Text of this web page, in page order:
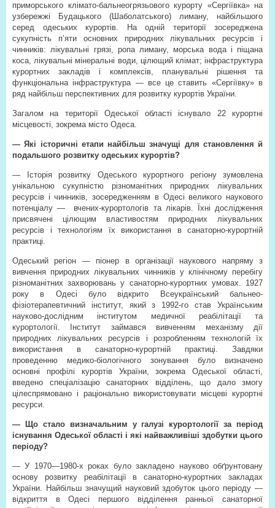
приморського клімато-бальнеогрязьового курорту «Сергіївка» на
узбережжі Будацького (Шаболатського) лиману, найбільшого
серед одеських курортів. На одній території зосереджена
сукупність п’яти основних природних лікувальних ресурсів і
чинників: лікувальні грязі, ропа лиману, морська вода і піщана
коса, лікувальні мінеральні води, цілющий клімат; інфраструктура
курортних закладів і комплексів, планувальні рішення та
функціональна інфраструктура — все це ставить «Сергіївку» в
ряд найбільш перспективних для розвитку курортів України.
Загалом на території Одеської області існувало 22 курортні
місцевості, зокрема місто Одеса.
— Які історичні етапи найбільш значущі для становлення й
подальшого розвитку одеських курортів?
— Історія розвитку Одеського курортного регіону зумовлена
унікальною сукупністю різноманітних природних лікувальних
ресурсів і чинників, зосередженням в Одесі великого наукового
потенціалу —
вчених-курортологів та лікарів. Їхні дослідження
присвячені цілющим властивостям природних лікувальних
ресурсів і технологіям їх використання в санаторно-курортній
практиці.
Одеський регіон — піонер в організації наукового напряму з
вивчення природних лікувальних чинників у клінічному перебігу
різноманітних захворювань у санаторно-курортних умовах. 1927
року в Одесі було відкрито Всеукраїнський бальнео-
фізіотерапевтичний інститут, який з 1992-го став Українським
науково-дослідним інститутом медичної реабілітації та
курортології. Інститут займався вивченням механізму дії
природних лікувальних ресурсів і розробленням технологій їх
використання в санаторно-курортній практиці. Завдяки
проведенню медико-біологічного зонування було визначено
основні профілі курортів України, зокрема Одеської області,
введено спеціалізацію санаторних відділень, що дало змогу
цілеспрямовано і раціонально використовувати місцеві курортні
ресурси.
— Що стало визначальним у галузі курортології за період
існування Одеської області і які найважливіші здобутки цього
періоду?
— У 1970—1980-х роках було закладено науково обґрунтовану
основу розвитку реабілітації в санаторно-курортних закладах
України. Найбільш значущий науковий здобуток цього періоду —
відкриття в Одесі першого відділення ранньої санаторної